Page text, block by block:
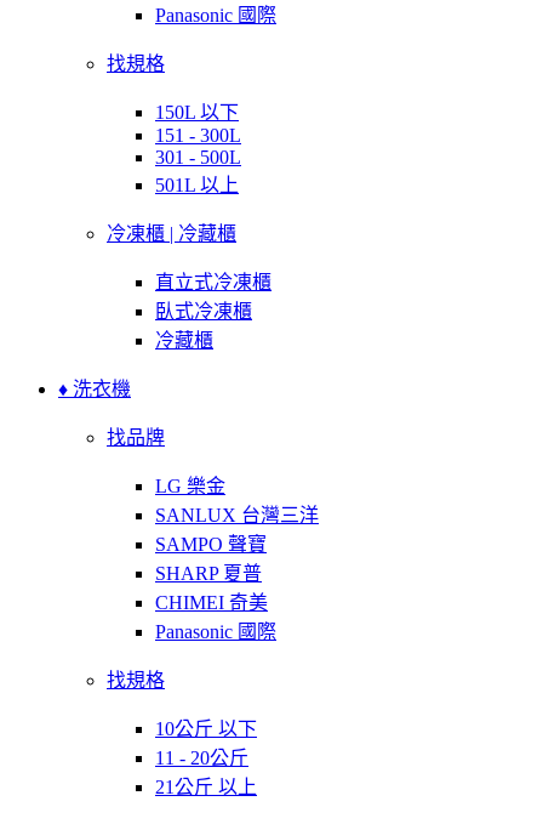
Panasonic 國際
找規格
150L 以下
151 - 300L
301 - 500L
501L 以上
冷凍櫃 | 冷藏櫃
直立式冷凍櫃
臥式冷凍櫃
冷藏櫃
♦ 洗衣機
找品牌
LG 樂金
SANLUX 台灣三洋
SAMPO 聲寶
SHARP 夏普
CHIMEI 奇美
Panasonic 國際
找規格
10公斤 以下
11 - 20公斤
21公斤 以上